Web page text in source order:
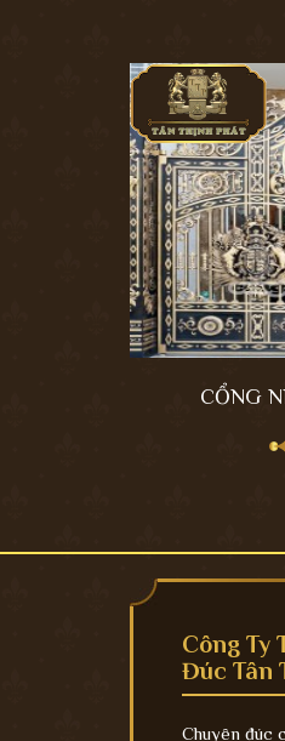
CỔNG
Công Ty
Đúc Tân
Chuyên đúc